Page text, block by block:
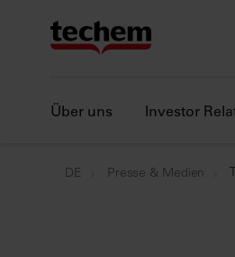
Über uns Investor
DE Presse & Medien